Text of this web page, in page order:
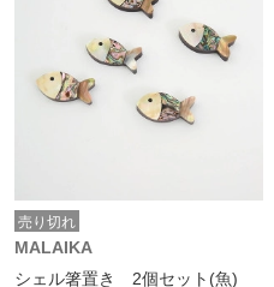
売り切れ
MALAIKA
シェル箸置き 2個セット(魚)